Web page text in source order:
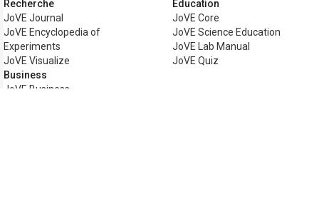
Recherche
JoVE Journal
JoVE Encyclopedia of
Experiments
JoVE Visualize
Business
JoVE Business
Éducation
JoVE Core
JoVE Science Education
JoVE Lab Manual
JoVE Quiz